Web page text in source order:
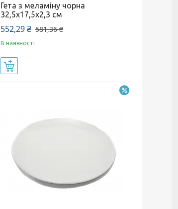
Гета з меламіну чорна
32,5х17,5х2,3 см
552,29 ₴ 581,36 ₴
В наявності